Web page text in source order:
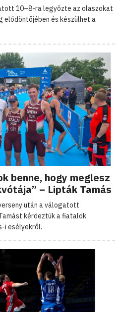
10–8-ra legyőzte az olaszokat
elődöntőjében és készülhet a
benne, hogy meglesz
– Lipták Tamás
után a válogatott
kérdeztük a fiatalok
i esélyekről.